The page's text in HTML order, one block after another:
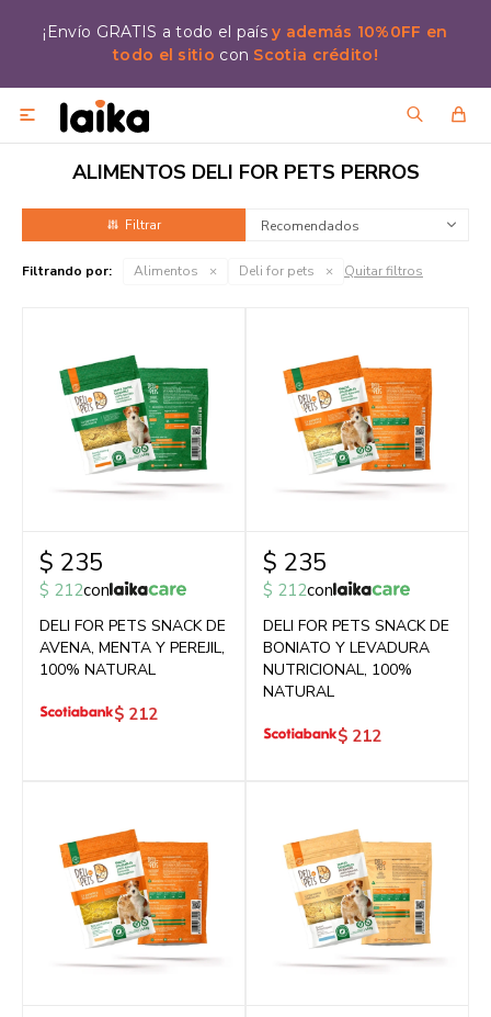
¡Envío GRATIS a todo el paísy además 10%0FF en
todo el sitio con Scotia crédito!

ALIMENTOS DELI FOR PETS PERROS
Recomendados
Filtrando por: Alimentos Deli for pets Quitar filtros
$ 235
$ 212con
DELI FOR PETS SNACK DE
AVENA, MENTA Y PEREJIL,
100% NATURAL
$ 212
$ 235
$ 212con
DELI FOR PETS SNACK DE
BONIATO Y LEVADURA
NUTRICIONAL, 100%
NATURAL
$ 212